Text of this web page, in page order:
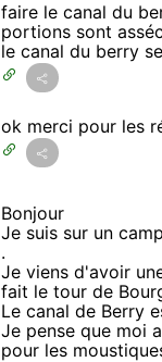
faire le canal du
portions sont
le canal du berry
ok merci pour les
Bonjour
Je suis sur un
.
Je viens d'avoir
fait le tour de
Le canal de Berry
Je pense que moi
pour les